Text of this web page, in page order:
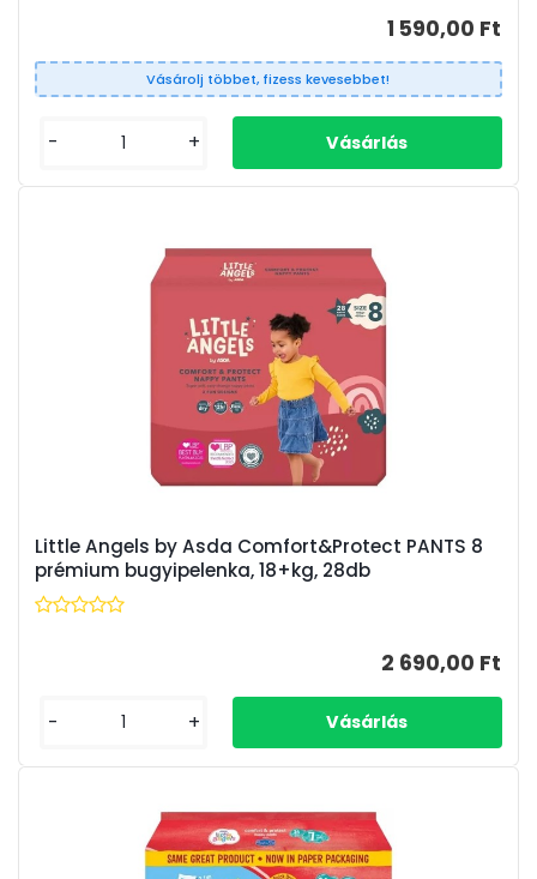
1 590,00 Ft
Vásárolj többet, fizess kevesebbet!
- +
Little Angels by Asda Comfort&Protect PANTS 8
prémium bugyipelenka, 18+kg, 28db
2 690,00 Ft
- +